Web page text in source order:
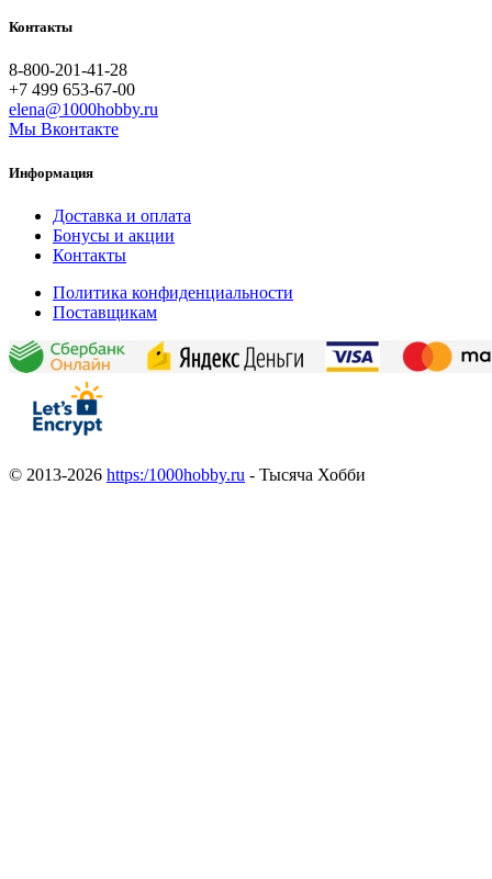
Контакты
8-800-201-41-28
+7 499 653-67-00
elena@1000hobby.ru
Мы Вконтакте
Информация
Доставка и оплата
Бонусы и акции
Контакты
Политика конфиденциальности
Поставщикам
© 2013-2026 https:/1000hobby.ru - Тысяча Хобби